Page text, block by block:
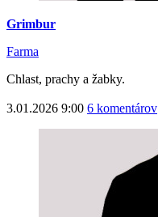
Grimbur
Farma
Chlast, prachy a žabky.
3.01.2026 9:00 6 komentárov